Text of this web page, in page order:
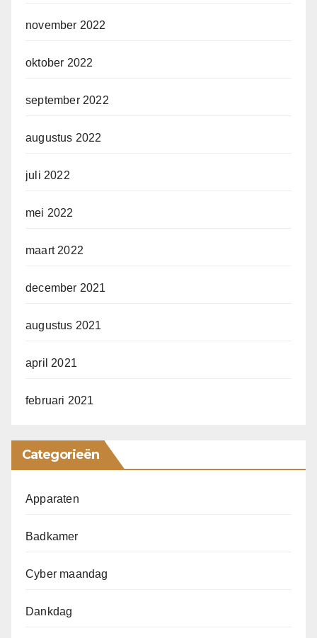
november 2022
oktober 2022
september 2022
augustus 2022
juli 2022
mei 2022
maart 2022
december 2021
augustus 2021
april 2021
februari 2021
Categorieën
Apparaten
Badkamer
Cyber maandag
Dankdag